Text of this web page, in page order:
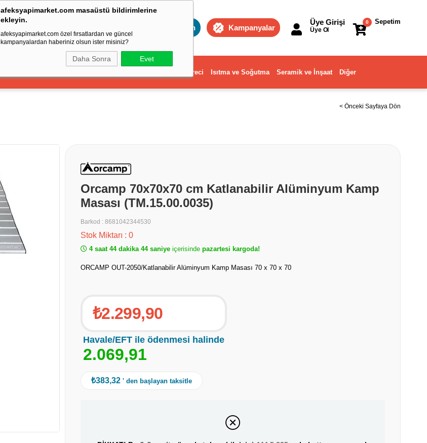
afeksyapimarket.com masaüstü bildirimlerine
ekleyin.
afeksyapimarket.com özel fırsatlardan ve güncel
kampanyalardan haberiniz olsun ister misiniz?
Daha Sonra Evet
Toptan Kampanyalar
Sepetim
0
Üye Girişi
Üye Ol
Dekorasyon ve Ev Gereci Isıtma ve Soğutma Seramik ve İnşaat Diğer
< Önceki Sayfaya Dön
Orcamp 70x70x70 cm Katlanabilir Alüminyum Kamp
Masası (TM.15.00.0035)
Barkod : 8681042344530
Stok Miktarı : 0
4 saat 44 dakika 44 saniye içerisinde pazartesi kargoda!
ORCAMP OUT-2050/Katlanabilir Alüminyum Kamp Masası 70 x 70 x 70
₺2.299,90
Havale/EFT ile ödenmesi halinde
2.069,91
₺383,32 ' den başlayan taksitle